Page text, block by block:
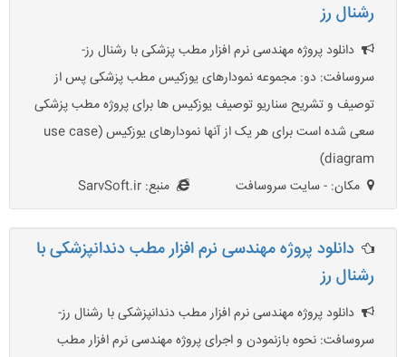
رشنال رز
دانلود پروژه مهندسی نرم افزار مطب پزشکی با رشنال رز-
سروسافت: دو: مجموعه نمودارهای یوزکیس مطب پزشکی پس از
توصیف و تشریح سناریو توصیف یوزکیس ها برای پروژه مطب پزشکی
سعی شده است برای هر یک از آنها نمودارهای یوزکیس (use case
diagram)
مکان: - سایت سروسافت
منبع: SarvSoft.ir
دانلود پروژه مهندسی نرم افزار مطب دندانپزشکی با
رشنال رز
دانلود پروژه مهندسی نرم افزار مطب دندانپزشکی با رشنال رز-
سروسافت: نحوه بازنمودن و اجرای پروژه مهندسی نرم افزار مطب